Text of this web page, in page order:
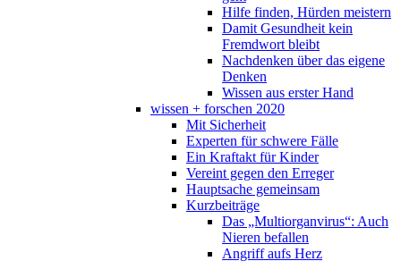
Hilfe finden, Hürden meistern
Damit Gesundheit kein
Fremdwort bleibt
Nachdenken über das eigene
Denken
Wissen aus erster Hand
wissen + forschen 2020
Mit Sicherheit
Experten für schwere Fälle
Ein Kraftakt für Kinder
Vereint gegen den Erreger
Hauptsache gemeinsam
Kurzbeiträge
Das „Multiorganvirus“: Auch
Nieren befallen
Angriff aufs Herz